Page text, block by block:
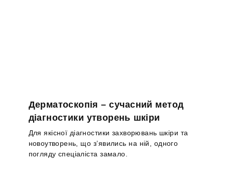
Дерматоскопія – сучасний метод
діагностики утворень шкіри
Для якісної діагностики захворювань шкіри та
новоутворень, що з’явились на ній, одного
погляду спеціаліста замало.